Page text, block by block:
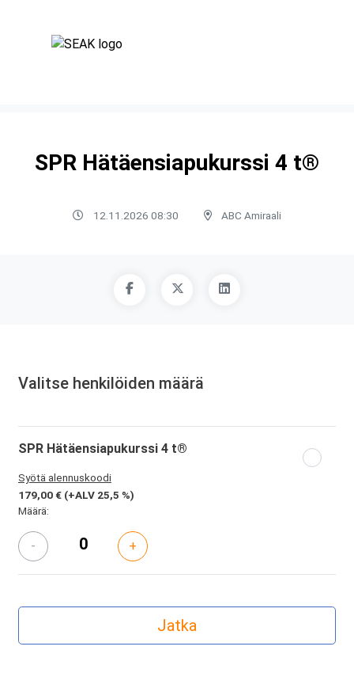
SPR Hätäensiapukurssi 4 t®
12.11.2026 08:30 ABC Amiraali
Valitse henkilöiden määrä
SPR Hätäensiapukurssi 4 t®
Syötä alennuskoodi
179,00 € (+ALV 25,5 %)
Määrä:
- +